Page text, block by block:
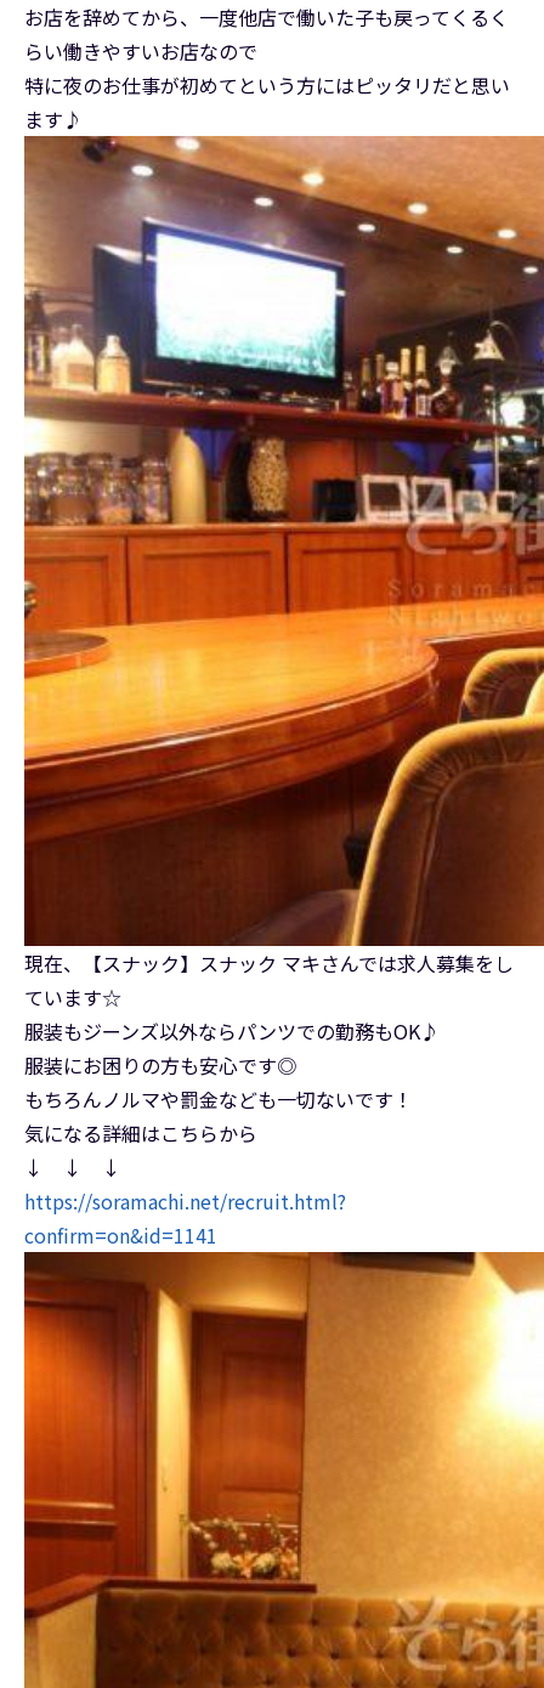
お店を辞めてから、一度他店で働いた子も戻ってくるく
らい働きやすいお店なので
特に夜のお仕事が初めてという方にはピッタリだと思い
ます♪
現在、【スナック】スナック マキさんでは求人募集をし
ています☆
服装もジーンズ以外ならパンツでの勤務もOK♪
服装にお困りの方も安心です◎
もちろんノルマや罰金なども一切ないです！
気になる詳細はこちらから
↓ ↓ ↓
https://soramachi.net/recruit.html?
confirm=on&id=1141